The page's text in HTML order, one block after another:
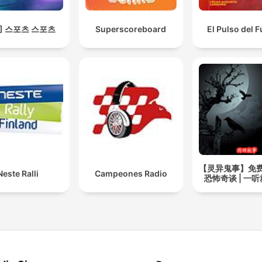
스포츠 스포츠 Superscoreboard El Pulso del
Ralli Campeones Radio
【灵异鬼事】免
恐怖奇谈 | 一听